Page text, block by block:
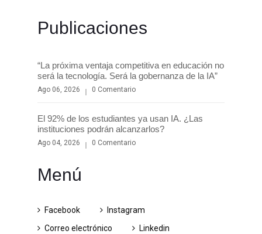
Publicaciones
“La próxima ventaja competitiva en educación no
será la tecnología. Será la gobernanza de la IA”
Ago 06, 2026 0 Comentario
El 92% de los estudiantes ya usan IA. ¿Las
instituciones podrán alcanzarlos?
Ago 04, 2026 0 Comentario
Menú
Facebook
Instagram
Correo electrónico
Linkedin